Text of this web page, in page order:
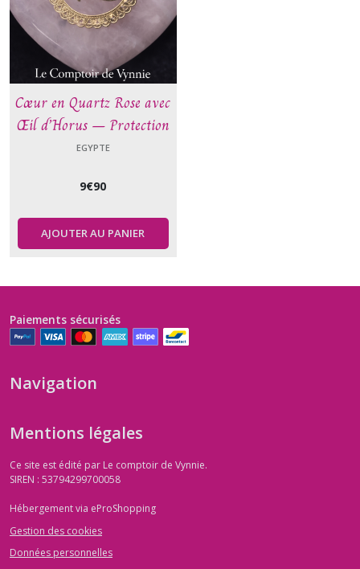
Cœur en Quartz Rose avec
Œil d’Horus – Protection
et amour – Pierre
EGYPTE
9€90
AJOUTER AU PANIER
Paiements sécurisés
Navigation
Mentions légales
Ce site est édité par Le comptoir de Vynnie.
SIREN : 53794299700058
Hébergement via eProShopping
Gestion des cookies
Données personnelles